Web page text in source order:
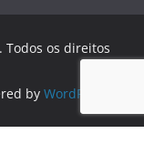
. Todos os direitos
by WordPress